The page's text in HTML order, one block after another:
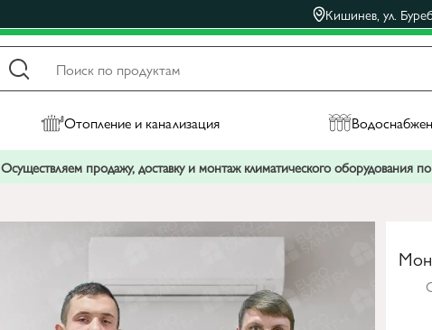
Кишинев, ул.
Отопление и канализация
Осуществляем продажу, доставку и монтаж климатического оборудования